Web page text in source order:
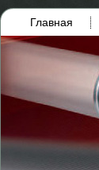
Главная